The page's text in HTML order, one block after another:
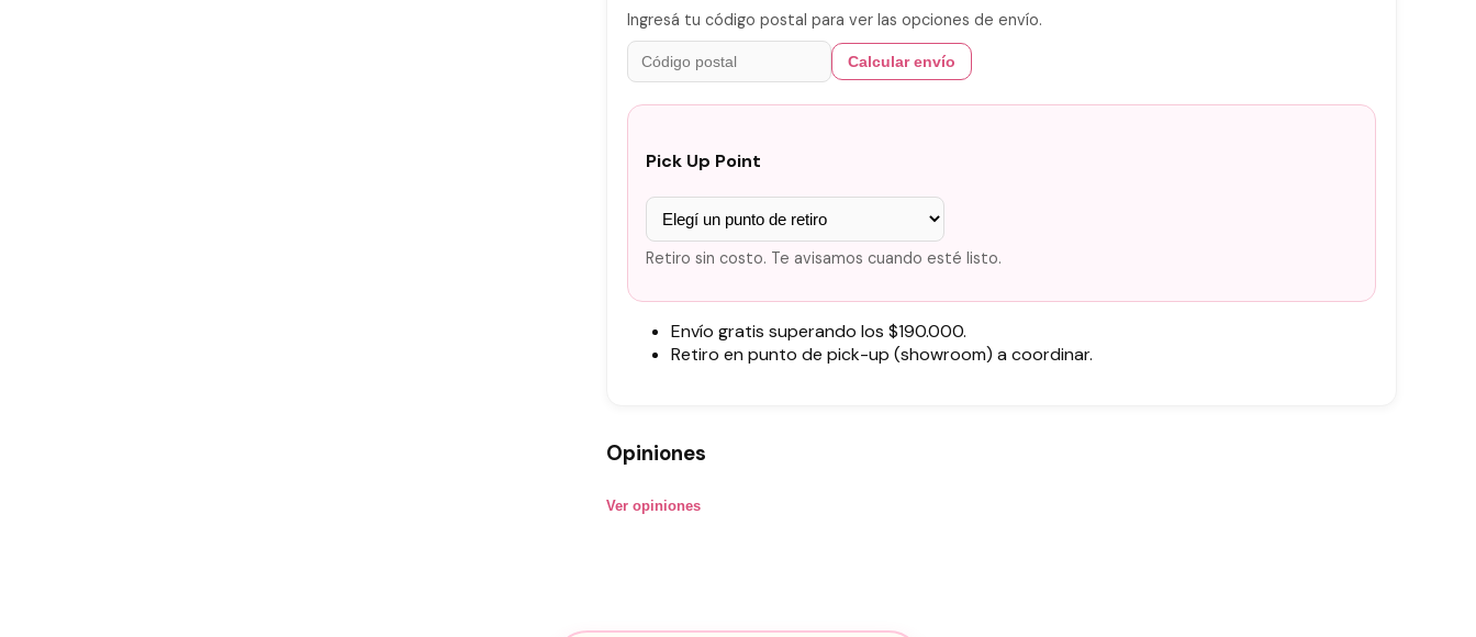
Ingresá tu código postal para ver las opciones de envío.
Calcular envío
Pick Up Point
Retiro sin costo. Te avisamos cuando esté listo.
Envío gratis superando los $190.000.
Retiro en punto de pick-up (showroom) a coordinar.
Opiniones
Ver opiniones